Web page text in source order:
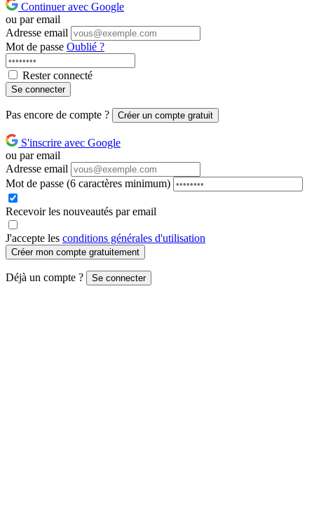
Continuer avec Google
ou par email
Adresse email
Mot de passe Oublié ?
Rester connecté
Se connecter
Pas encore de compte ? Créer un compte gratuit
S'inscrire avec Google
ou par email
Adresse email
Mot de passe (6 caractères minimum)
Recevoir les nouveautés par email
J'accepte les conditions générales d'utilisation
Créer mon compte gratuitement
Déjà un compte ? Se connecter